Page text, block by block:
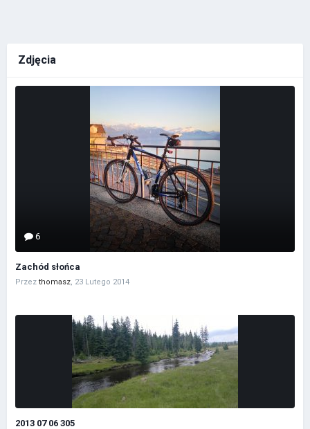
Zdjęcia
6
Zachód słońca
Przez thomasz, 23 Lutego 2014
2013 07 06 305